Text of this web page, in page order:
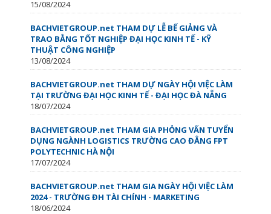
15/08/2024
BACHVIETGROUP.net THAM DỰ LỄ BẾ GIẢNG VÀ
TRAO BẰNG TỐT NGHIỆP ĐẠI HỌC KINH TẾ - KỸ
THUẬT CÔNG NGHIỆP
13/08/2024
BACHVIETGROUP.net THAM DỰ NGÀY HỘI VIỆC LÀM
TẠI TRƯỜNG ĐẠI HỌC KINH TẾ - ĐẠI HỌC ĐÀ NẴNG
18/07/2024
BACHVIETGROUP.net THAM GIA PHỎNG VẤN TUYỂN
DỤNG NGÀNH LOGISTICS TRƯỜNG CAO ĐẲNG FPT
POLYTECHNIC HÀ NỘI
17/07/2024
BACHVIETGROUP.net THAM GIA NGÀY HỘI VIỆC LÀM
2024 - TRƯỜNG ĐH TÀI CHÍNH - MARKETING
18/06/2024